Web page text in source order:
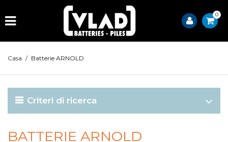
0
Casa / Batterie ARNOLD
Criteri di ricerca
BATTERIE ARNOLD